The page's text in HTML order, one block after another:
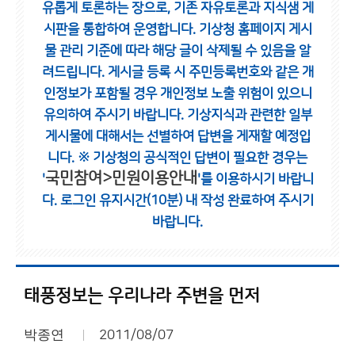
유롭게 토론하는 장으로, 기존 자유토론과 지식샘 게
시판을 통합하여 운영합니다. 기상청 홈페이지 게시
물 관리 기준에 따라 해당 글이 삭제될 수 있음을 알
려드립니다. 게시글 등록 시 주민등록번호와 같은 개
인정보가 포함될 경우 개인정보 노출 위험이 있으니
유의하여 주시기 바랍니다. 기상지식과 관련한 일부
게시물에 대해서는 선별하여 답변을 게재할 예정입
니다. ※ 기상청의 공식적인 답변이 필요한 경우는
'국민참여>민원이용안내 '를 이용하시기 바랍니
다. 로그인 유지시간(10분) 내 작성 완료하여 주시기
바랍니다.
태풍정보는 우리나라 주변을 먼저
박종연 2011/08/07